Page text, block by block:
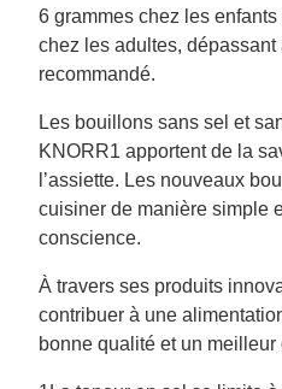
6 grammes chez les
chez les adultes, dépassant
recommandé.
Les bouillons sans sel et
KNORR1 apportent de la
l’assiette. Les nouveaux
cuisiner de manière simple
conscience.
À travers ses produits
contribuer à une
bonne qualité et un